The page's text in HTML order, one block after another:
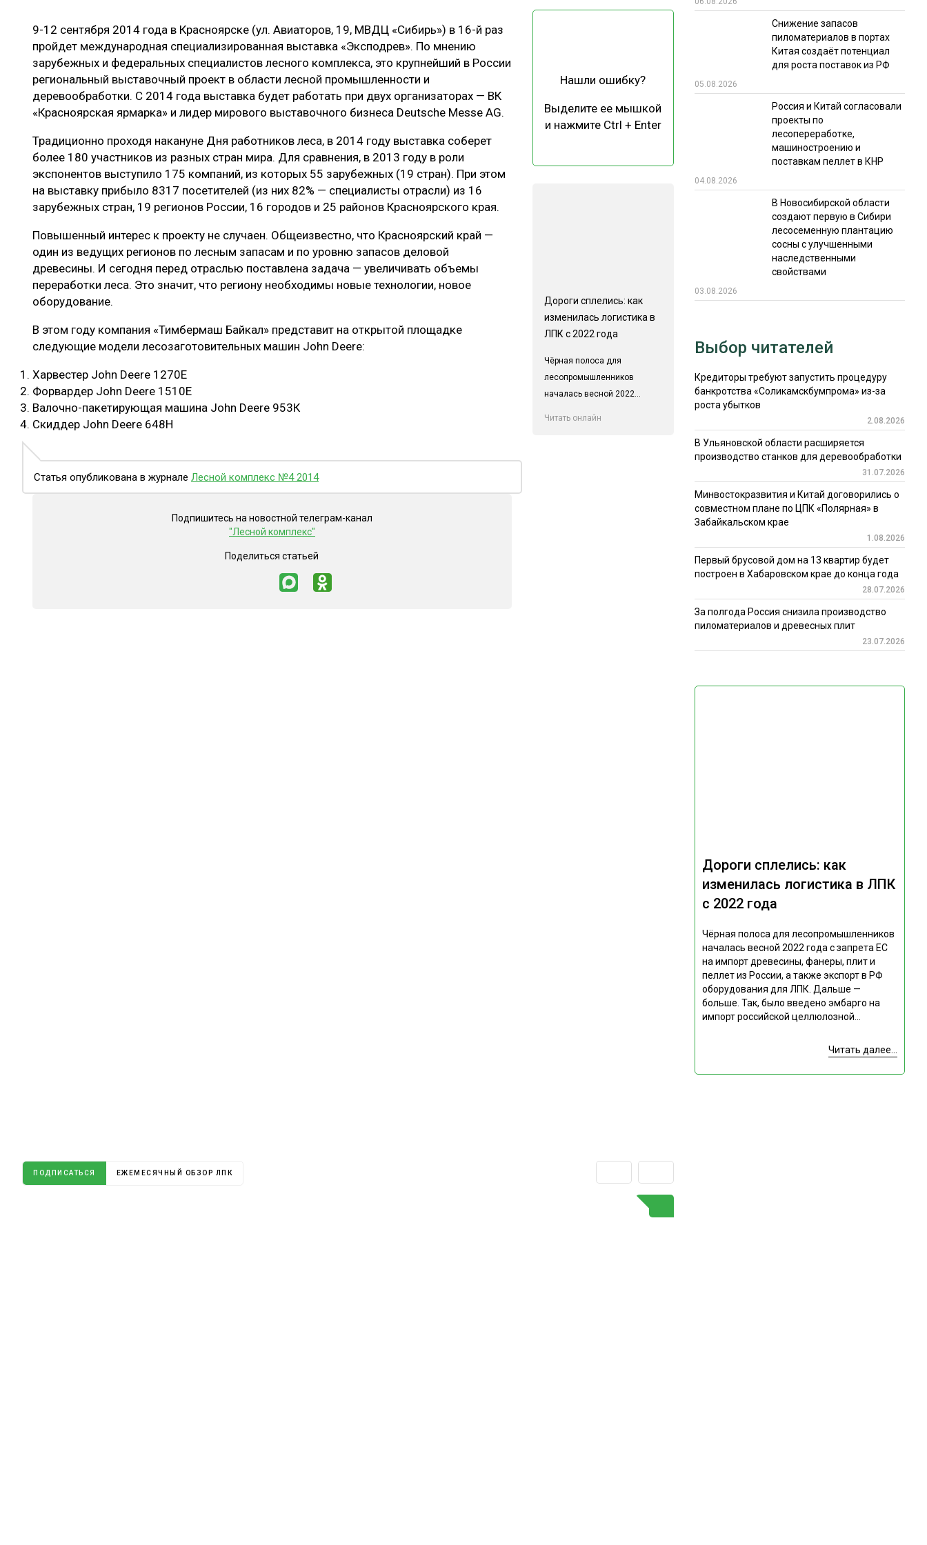
ЛОГИСТИКА
ПРОИЗВОДСТВО ДРЕВЕСНЫХ ПЛИТ
ЦБП
МЕБЕЛЬНОЕ ПРОИЗВОДСТВО ТЕХНОЛОГИИ
ОТРАСЛЕВАЯ ДИСКУССИЯ
ЭКСПЕРТНОЕ МНЕНИЕ
КАЛЕНДАРЬ ВЫСТАВОК ИТОГИ МЕРОПРИЯТИЙ
9-12 сентября 2014 года в Красноярске (ул. Авиаторов, 19, МВДЦ «Сибирь») в 16-й раз
пройдет международная специализированная выставка «Эксподрев». По мнению
зарубежных и федеральных специалистов лесного комплекса, это крупнейший в России
региональный выставочный проект в области лесной промышленности и
деревообработки. С 2014 года выставка будет работать при двух организаторах — ВК
«Красноярская ярмарка» и лидер мирового выставочного бизнеса Deutsche Messe AG.
Традиционно проходя накануне Дня работников леса, в 2014 году выставка соберет
более 180 участников из разных стран мира. Для сравнения, в 2013 году в роли
экспонентов выступило 175 компаний, из которых 55 зарубежных (19 стран). При этом
на выставку прибыло 8317 посетителей (из них 82% — специалисты отрасли) из 16
зарубежных стран, 19 регионов России, 16 городов и 25 районов Красноярского края.
Повышенный интерес к проекту не случаен. Общеизвестно, что Красноярский край —
один из ведущих регионов по лесным запасам и по уровню запасов деловой
древесины. И сегодня перед отраслью поставлена задача — увеличивать объемы
переработки леса. Это значит, что региону необходимы новые технологии, новое
оборудование.
В этом году компания «Тимбермаш Байкал» представит на открытой площадке
следующие модели лесозаготовительных машин John Deere:
Харвестер John Deere 1270E
Форвардер John Deere 1510E
Валочно-пакетирующая машина John Deere 953К
Скиддер John Deere 648H
Статья опубликована в журнале Лесной комплекс №4 2014
Подпишитесь на новостной телеграм-канал
"Лесной комплекс"
Поделиться статьей
Нашли ошибку?
Выделите ее мышкой
и нажмите Ctrl + Enter
Дороги сплелись: как
изменилась логистика в
ЛПК с 2022 года
Чёрная полоса для
лесопромышленников
началась весной 2022...
Читать онлайн
Снижение запасов
пиломатериалов в портах
Китая создаёт потенциал
для роста поставок из РФ
05.08.2026
Россия и Китай согласовали
проекты по
лесопереработке,
машиностроению и
поставкам пеллет в КНР
04.08.2026
В Новосибирской области
создают первую в Сибири
лесосеменную плантацию
сосны с улучшенными
наследственными
свойствами
03.08.2026
Дороги сплелись: как
изменилась логистика в ЛПК
с 2022 года
Чёрная полоса для лесопромышленников
началась весной 2022 года с запрета ЕС
на импорт древесины, фанеры, плит и
пеллет из России, а также экспорт в РФ
оборудования для ЛПК. Дальше —
больше. Так, было введено эмбарго на
импорт российской целлюлозной...
Читать далее...
ПОДПИСАТЬСЯ ЕЖЕМЕСЯЧНЫЙ ОБЗОР ЛПК
Выбор читателей
Кредиторы требуют запустить процедуру
банкротства «Соликамскбумпрома» из-за
роста убытков
2.08.2026
В Ульяновской области расширяется
производство станков для деревообработки
31.07.2026
Минвостокразвития и Китай договорились о
совместном плане по ЦПК «Полярная» в
Забайкальском крае
1.08.2026
Первый брусовой дом на 13 квартир будет
построен в Хабаровском крае до конца года
28.07.2026
За полгода Россия снизила производство
пиломатериалов и древесных плит
23.07.2026